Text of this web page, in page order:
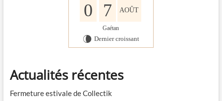
0 7 AOÛT
Gaétan
V Dernier croissant
Actualités récentes
Fermeture estivale de Collectik